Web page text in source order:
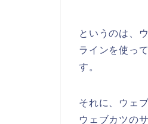
というのは、
ラインを使っ
す。
それに、ウェ
ウェブカツの